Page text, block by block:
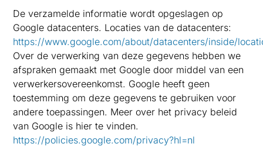
De verzamelde informatie wordt opgeslagen op
Google datacenters. Locaties van de datacenters:
https://www.google.com/about/datacenters/inside/
Over de verwerking van deze gegevens hebben we
afspraken gemaakt met Google door middel van een
verwerkersovereenkomst. Google heeft geen
toestemming om deze gegevens te gebruiken voor
andere toepassingen. Meer over het privacy beleid
van Google is hier te vinden.
https://policies.google.com/privacy?hl=nl